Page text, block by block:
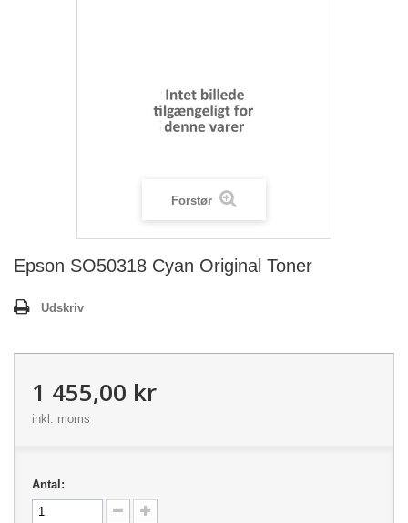
Forstør
Epson SO50318 Cyan Original Toner
Udskriv
1 455,00 kr
inkl. moms
Antal: